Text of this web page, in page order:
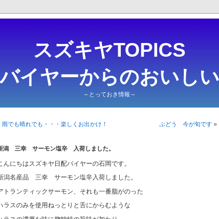
スズキヤTOPICS
イヤーからのおいし
～とっておき情報～
雨でも晴れでも・・・楽しくお出かけ！ ぶどう 今が旬です »
潟 三幸 サーモン塩辛 入荷しました。
んにちはスズキヤ日配バイヤーの石岡です。
潟名産品 三幸 サーモン塩辛入荷しました。
トランティックサーモン、それも一番脂がのった
ラスのみを使用ねっとりと舌にからむような